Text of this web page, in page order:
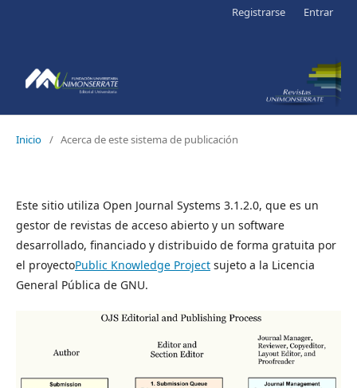
Registrarse Entrar
Inicio / Acerca de este sistema de publicación
Este sitio utiliza Open Journal Systems 3.1.2.0, que es un
gestor de revistas de acceso abierto y un software
desarrollado, financiado y distribuido de forma gratuita por
el proyectoPublic Knowledge Project sujeto a la Licencia
General Pública de GNU.